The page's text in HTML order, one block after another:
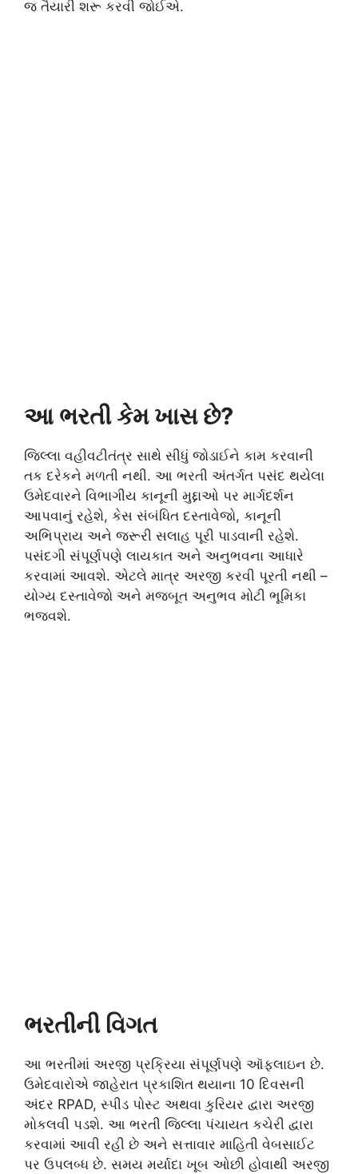
જ તૈયારી શરૂ કરવી જોઈએ.
આ ભરતી કેમ ખાસ છે?
જિલ્લા વહીવટીતંત્ર સાથે સીધું જોડાઈને કામ કરવાની
તક દરેકને મળતી નથી. આ ભરતી અંતર્ગત પસંદ થયેલા
ઉમેદવારને વિભાગીય કાનૂની મુદ્દાઓ પર માર્ગદર્શન
આપવાનું રહેશે, કેસ સંબંધિત દસ્તાવેજો, કાનૂની
અભિપ્રાય અને જરૂરી સલાહ પૂરી પાડવાની રહેશે.
પસંદગી સંપૂર્ણપણે લાયકાત અને અનુભવના આધારે
કરવામાં આવશે. એટલે માત્ર અરજી કરવી પૂરતી નથી –
યોગ્ય દસ્તાવેજો અને મજબૂત અનુભવ મોટી ભૂમિકા
ભજવશે.
ભરતીની વિગત
આ ભરતીમાં અરજી પ્રક્રિયા સંપૂર્ણપણે ઑફલાઇન છે.
ઉમેદવારોએ જાહેરાત પ્રકાશિત થયાના 10 દિવસની
અંદર RPAD, સ્પીડ પોસ્ટ અથવા કુરિયર દ્વારા અરજી
મોકલવી પડશે. આ ભરતી જિલ્લા પંચાયત કચેરી દ્વારા
કરવામાં આવી રહી છે અને સત્તાવાર માહિતી વેબસાઈટ
પર ઉપલબ્ધ છે. સમય મર્યાદા ખૂબ ઓછી હોવાથી અરજી